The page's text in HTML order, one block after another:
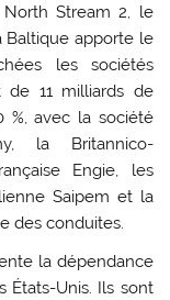
Stream 2, le
Baltique apporte le
les sociétés
de 11 milliards de
%, avec la société
la Britannico-
Engie, les
Saipem et la
des conduites.
la dépendance
États-Unis. Ils sont